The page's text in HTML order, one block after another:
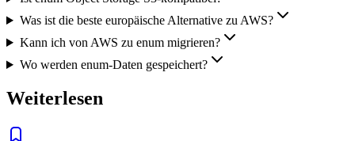
Was ist die beste europäische Alternative zu AWS?
Kann ich von AWS zu enum migrieren?
Wo werden enum-Daten gespeichert?
Weiterlesen